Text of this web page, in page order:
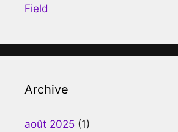
Field
Archive
août 2025 (1)